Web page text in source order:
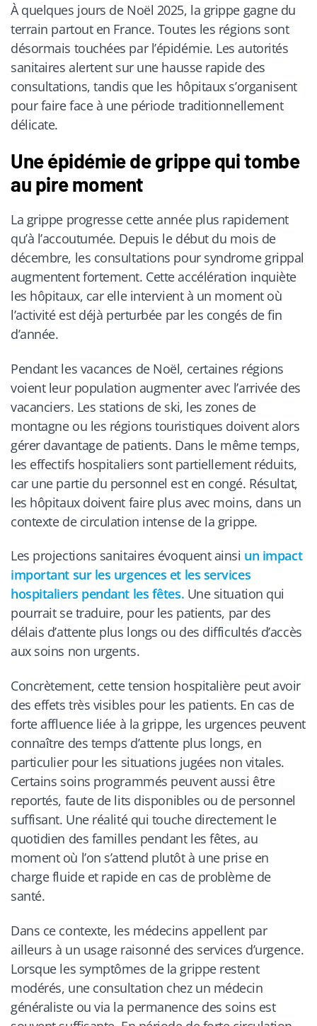
À quelques jours de Noël 2025, la grippe gagne du
terrain partout en France. Toutes les régions sont
désormais touchées par l’épidémie. Les autorités
sanitaires alertent sur une hausse rapide des
consultations, tandis que les hôpitaux s’organisent
pour faire face à une période traditionnellement
délicate.
Une épidémie de grippe qui tombe
au pire moment
La grippe progresse cette année plus rapidement
qu’à l’accoutumée. Depuis le début du mois de
décembre, les consultations pour syndrome grippal
augmentent fortement. Cette accélération inquiète
les hôpitaux, car elle intervient à un moment où
l’activité est déjà perturbée par les congés de fin
d’année.
Pendant les vacances de Noël, certaines régions
voient leur population augmenter avec l’arrivée des
vacanciers. Les stations de ski, les zones de
montagne ou les régions touristiques doivent alors
gérer davantage de patients. Dans le même temps,
les effectifs hospitaliers sont partiellement réduits,
car une partie du personnel est en congé. Résultat,
les hôpitaux doivent faire plus avec moins, dans un
contexte de circulation intense de la grippe.
Les projections sanitaires évoquent ainsi un impact
important sur les urgences et les services
hospitaliers pendant les fêtes. Une situation qui
pourrait se traduire, pour les patients, par des
délais d’attente plus longs ou des difficultés d’accès
aux soins non urgents.
Concrètement, cette tension hospitalière peut avoir
des effets très visibles pour les patients. En cas de
forte affluence liée à la grippe, les urgences peuvent
connaître des temps d’attente plus longs, en
particulier pour les situations jugées non vitales.
Certains soins programmés peuvent aussi être
reportés, faute de lits disponibles ou de personnel
suffisant. Une réalité qui touche directement le
quotidien des familles pendant les fêtes, au
moment où l’on s’attend plutôt à une prise en
charge fluide et rapide en cas de problème de
santé.
Dans ce contexte, les médecins appellent par
ailleurs à un usage raisonné des services d’urgence.
Lorsque les symptômes de la grippe restent
modérés, une consultation chez un médecin
généraliste ou via la permanence des soins est